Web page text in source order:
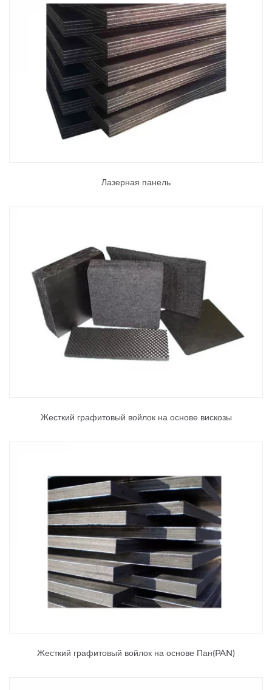
Лазерная панель
Жесткий графитовый войлок на основе вискозы
Жесткий графитовый войлок на основе Пан(PAN)